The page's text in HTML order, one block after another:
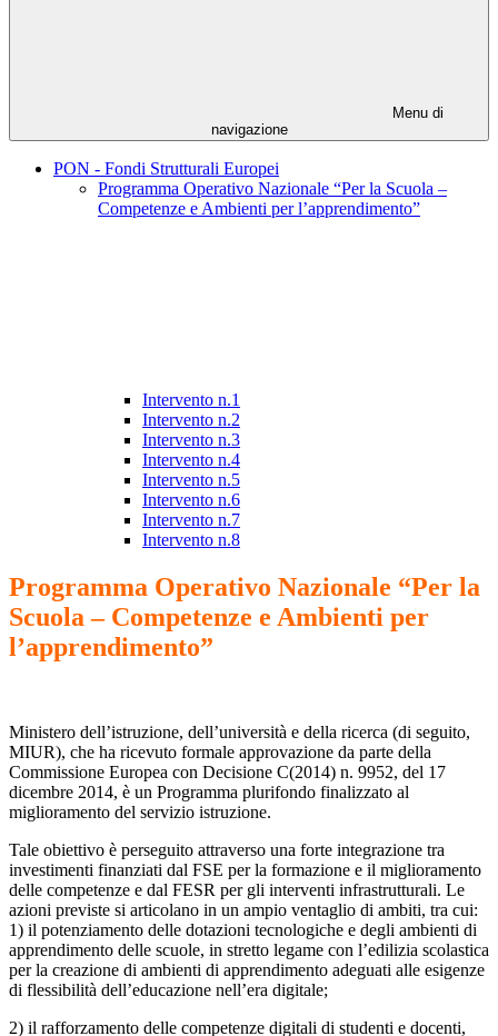
Menu di
navigazione
PON - Fondi Strutturali Europei
Programma Operativo Nazionale “Per la Scuola –
Competenze e Ambienti per l’apprendimento”
Intervento n.1
Intervento n.2
Intervento n.3
Intervento n.4
Intervento n.5
Intervento n.6
Intervento n.7
Intervento n.8
Programma Operativo Nazionale “Per la
Scuola – Competenze e Ambienti per
l’apprendimento”
Ministero dell’istruzione, dell’università e della ricerca (di seguito,
MIUR), che ha ricevuto formale approvazione da parte della
Commissione Europea con Decisione C(2014) n. 9952, del 17
dicembre 2014, è un Programma plurifondo finalizzato al
miglioramento del servizio istruzione.
Tale obiettivo è perseguito attraverso una forte integrazione tra
investimenti finanziati dal FSE per la formazione e il miglioramento
delle competenze e dal FESR per gli interventi infrastrutturali. Le
azioni previste si articolano in un ampio ventaglio di ambiti, tra cui:
1) il potenziamento delle dotazioni tecnologiche e degli ambienti di
apprendimento delle scuole, in stretto legame con l’edilizia scolastica
per la creazione di ambienti di apprendimento adeguati alle esigenze
di flessibilità dell’educazione nell’era digitale;
2) il rafforzamento delle competenze digitali di studenti e docenti,